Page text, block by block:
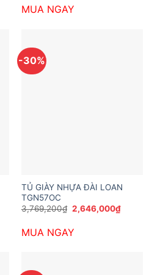
7,441,200₫.
MUA NGAY
-30%
TỦ GIÀY NHỰA ĐÀI LOAN
TGN57OC
3,769,200₫ Giá
gốc
3,769,200₫.
2,646,000₫Giá
hiện
MUA NGAY